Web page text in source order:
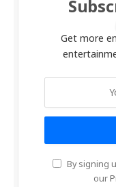
Get more
By signing
our